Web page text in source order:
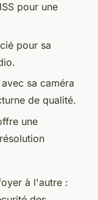
pour une
pour sa
sa caméra
de qualité.
une
à l'autre :